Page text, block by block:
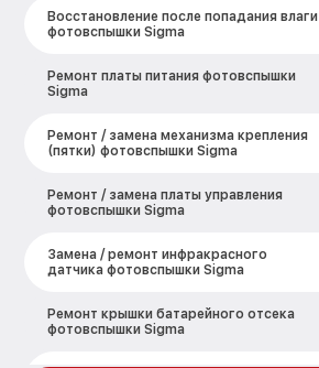
Восстановление после попадания влаги
фотовспышки Sigma
Ремонт платы питания фотовспышки
Sigma
Ремонт / замена механизма крепления
(пятки) фотовспышки Sigma
Ремонт / замена платы управления
фотовспышки Sigma
Замена / ремонт инфракрасного
датчика фотовспышки Sigma
Ремонт крышки батарейного отсека
фотовспышки Sigma